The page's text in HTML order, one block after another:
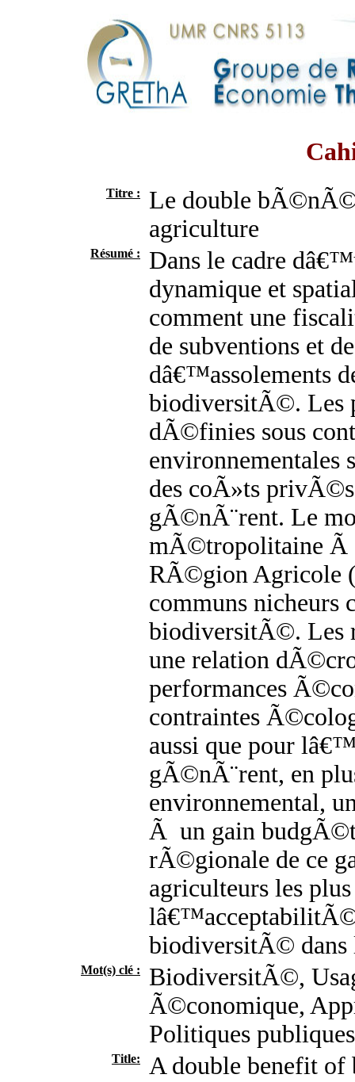
Titre :
Le double
agriculture
Résumé :
Dans le cadre
dynamique et
comment une
de subventions et
dâ€™assolements
biodiversitÃ©. Les
dÃ©finies sous
des coÃ»ts
gÃ©nÃ¨rent. Le
mÃ©tropolitaine
RÃ©gion Agricole
communs nicheurs
biodiversitÃ©. Les
une relation
performances
contraintes
aussi que pour
gÃ©nÃ¨rent, en
environnemental,
Ã un gain
rÃ©gionale de ce
agriculteurs les
biodiversitÃ© dans
Mot(s) clé :
BiodiversitÃ©,
Ã©conomique,
Politiques
Title: A double benefit